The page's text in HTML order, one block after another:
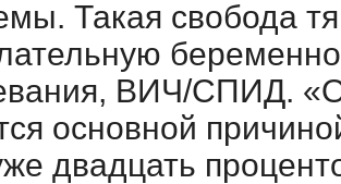
Такая свобода
ВИЧ/СПИД.
основной
двадцать